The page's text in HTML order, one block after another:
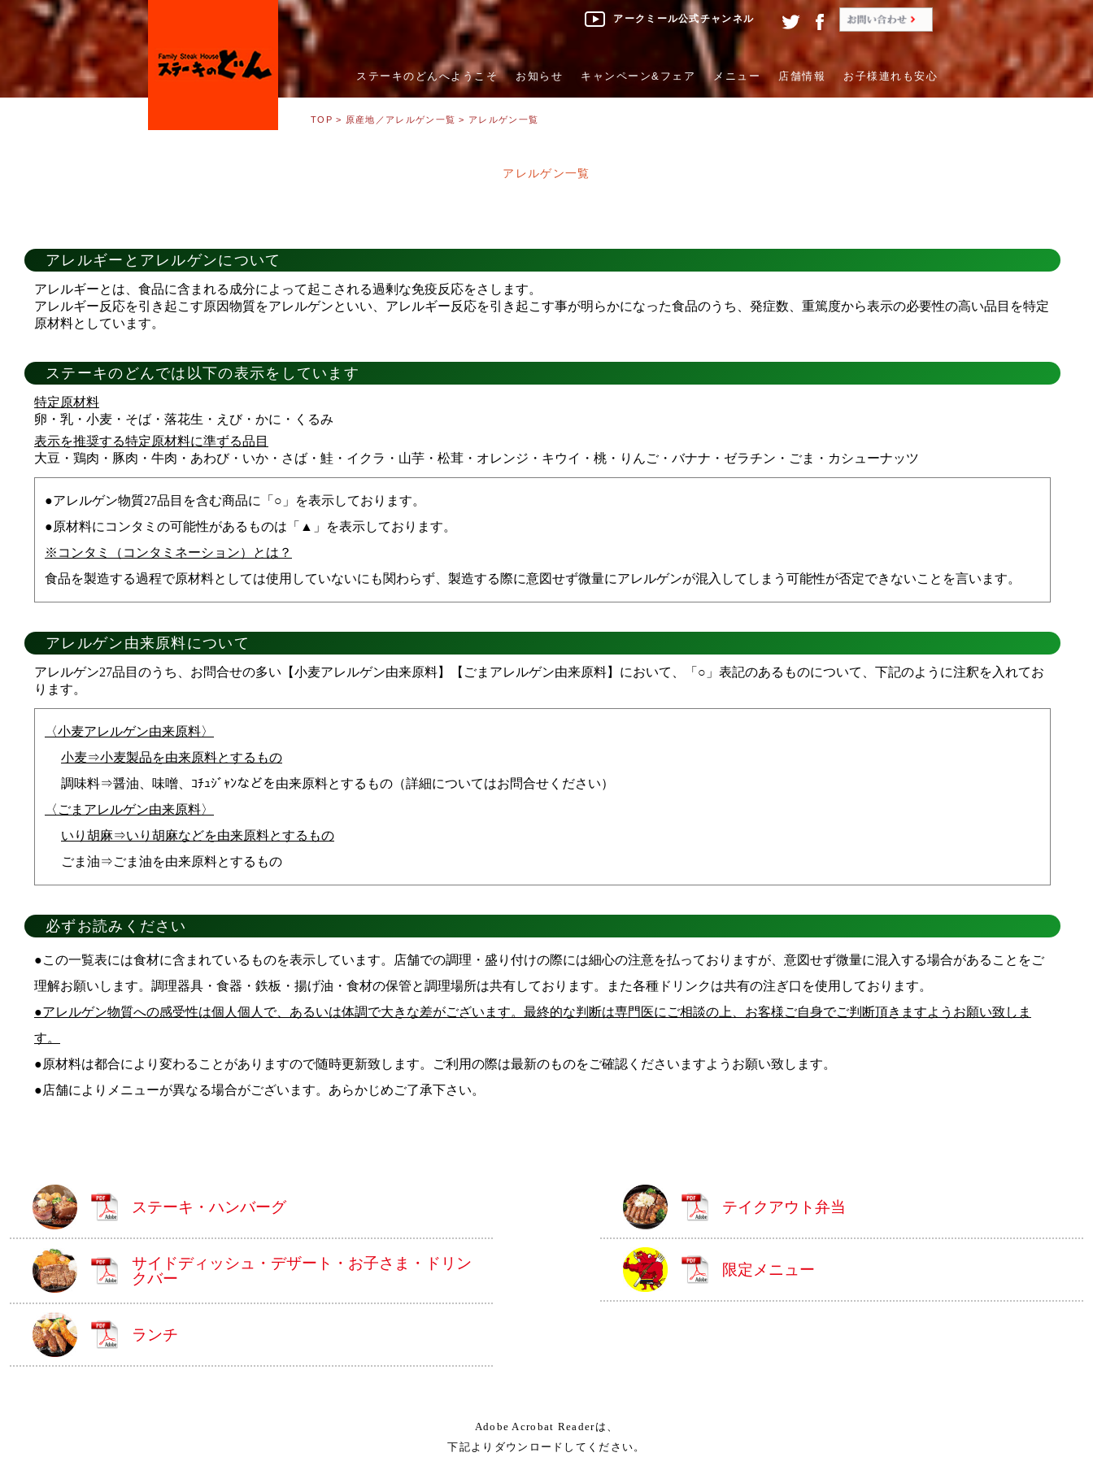
アークミール公式チャンネル
ステーキのどんへようこそ お知らせ キャンペーン&フェア メニュー 店舗情報 お子様連れも安心
TOP > 原産地／アレルゲン一覧 > アレルゲン一覧
アレルゲン一覧
アレルギーとアレルゲンについて
アレルギーとは、食品に含まれる成分によって起こされる過剰な免疫反応をさします。
アレルギー反応を引き起こす原因物質をアレルゲンといい、アレルギー反応を引き起こす事が明らかになった食品のうち、発症数、重篤度から表示の必要性の高い品目を特定
原材料としています。
ステーキのどんでは以下の表示をしています
特定原材料
卵・乳・小麦・そば・落花生・えび・かに・くるみ
表示を推奨する特定原材料に準ずる品目
大豆・鶏肉・豚肉・牛肉・あわび・いか・さば・鮭・イクラ・山芋・松茸・オレンジ・キウイ・桃・りんご・バナナ・ゼラチン・ごま・カシューナッツ
アレルゲン物質27品目を含む商品に「○」を表示しております。
原材料にコンタミの可能性があるものは「▲」を表示しております。
※コンタミ（コンタミネーション）とは？
食品を製造する過程で原材料としては使用していないにも関わらず、製造する際に意図せず微量にアレルゲンが混入してしまう可能性が否定できないことを言います。
アレルゲン由来原料について
アレルゲン27品目のうち、お問合せの多い【小麦アレルゲン由来原料】【ごまアレルゲン由来原料】において、「○」表記のあるものについて、下記のように注釈を入れてお
ります。
〈小麦アレルゲン由来原料〉
小麦⇒小麦製品を由来原料とするもの
調味料⇒醤油、味噌、ｺﾁｭｼﾞｬﾝなどを由来原料とするもの（詳細についてはお問合せください）
〈ごまアレルゲン由来原料〉
いり胡麻⇒いり胡麻などを由来原料とするもの
ごま油⇒ごま油を由来原料とするもの
必ずお読みください
この一覧表には食材に含まれているものを表示しています。店舗での調理・盛り付けの際には細心の注意を払っておりますが、意図せず微量に混入する場合があることをご
理解お願いします。調理器具・食器・鉄板・揚げ油・食材の保管と調理場所は共有しております。また各種ドリンクは共有の注ぎ口を使用しております。
アレルゲン物質への感受性は個人個人で、あるいは体調で大きな差がございます。最終的な判断は専門医にご相談の上、お客様ご自身でご判断頂きますようお願い致しま
す。
原材料は都合により変わることがありますので随時更新致します。ご利用の際は最新のものをご確認くださいますようお願い致します。
店舗によりメニューが異なる場合がございます。あらかじめご了承下さい。
ステーキ・ハンバーグ
サイドディッシュ・デザート・お子さま・ドリン
クバー
ランチ
テイクアウト弁当
限定メニュー
Adobe Acrobat Readerは、
下記よりダウンロードしてください。